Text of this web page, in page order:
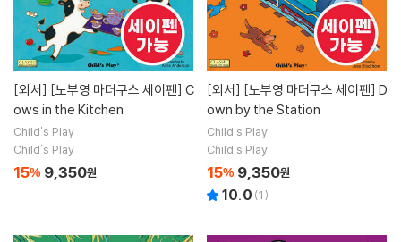
[외서]
ows in the Kitchen
Child's Play
Child's Play
15% 9,350원
[외서]
own by the Station
Child's Play
Child's Play
15% 9,350원
10.0 (1)